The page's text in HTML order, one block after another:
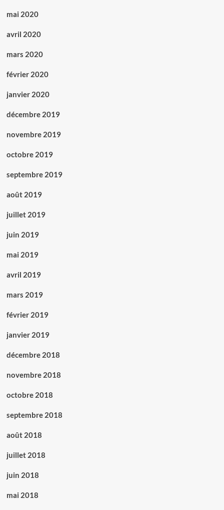
mai 2020
avril 2020
mars 2020
février 2020
janvier 2020
décembre 2019
novembre 2019
octobre 2019
septembre 2019
août 2019
juillet 2019
juin 2019
mai 2019
avril 2019
mars 2019
février 2019
janvier 2019
décembre 2018
novembre 2018
octobre 2018
septembre 2018
août 2018
juillet 2018
juin 2018
mai 2018